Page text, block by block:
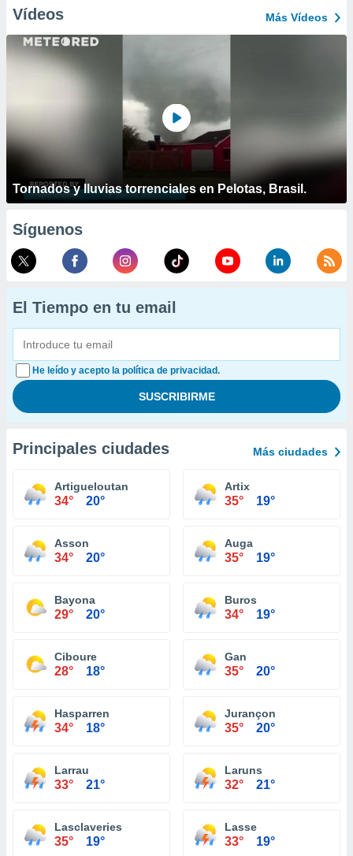
Vídeos Más Vídeos
Tornados y lluvias torrenciales en Pelotas, Brasil.
Síguenos
El Tiempo en tu email
He leído y acepto la política de privacidad.
Principales ciudades Más ciudades
Artigueloutan
34° 20°
Artix
35° 19°
Asson
34° 20°
Auga
35° 19°
Bayona
29° 20°
Buros
34° 19°
Ciboure
28° 18°
Gan
35° 20°
Hasparren
34° 18°
Jurançon
35° 20°
Larrau
33° 21°
Laruns
32° 21°
Lasclaveries
35° 19°
Lasse
33° 19°